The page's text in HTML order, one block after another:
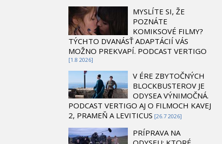
MYSLÍTE SI, ŽE
POZNÁTE
KOMIKSOVÉ FILMY?
TÝCHTO DVANÁSŤ ADAPTÁCIÍ VÁS
MOŽNO PREKVAPÍ. PODCAST VERTIGO
[1.8 2026]
V ÉRE ZBYTOČNÝCH
BLOCKBUSTEROV JE
ODYSEA VÝNIMOČNÁ.
PODCAST VERTIGO AJ O FILMOCH KAVEJ
2, PRAMEŇ A LEVITICUS [26.7 2026]
PRÍPRAVA NA